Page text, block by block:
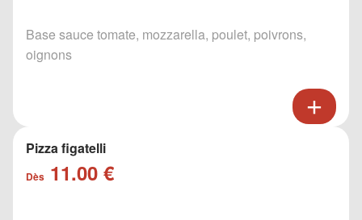
Base sauce tomate, mozzarella, poulet, poivrons,
oignons
Pizza figatelli
Dès 11.00 €